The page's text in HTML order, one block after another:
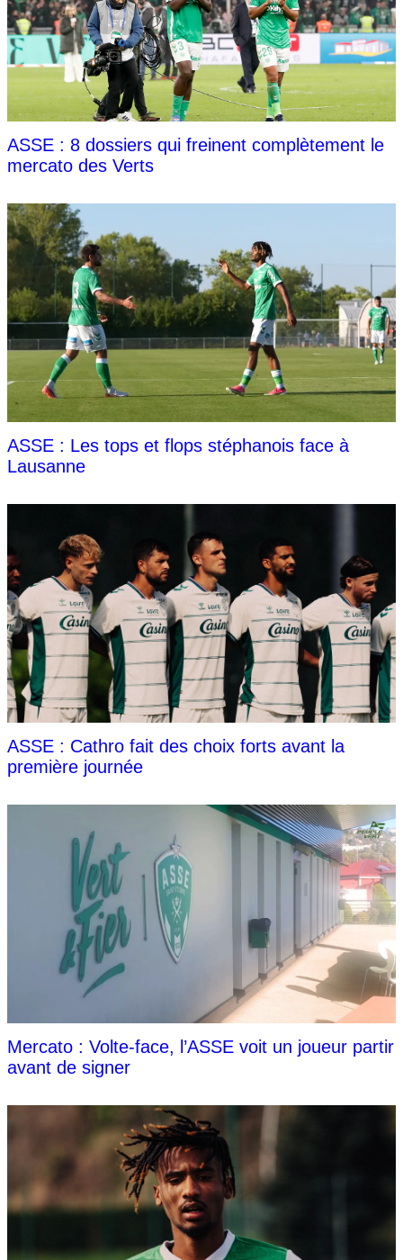
ASSE : 8 dossiers qui freinent complètement le
mercato des Verts
ASSE : Les tops et flops stéphanois face à
Lausanne
ASSE : Cathro fait des choix forts avant la
première journée
Mercato : Volte-face, l’ASSE voit un joueur partir
avant de signer